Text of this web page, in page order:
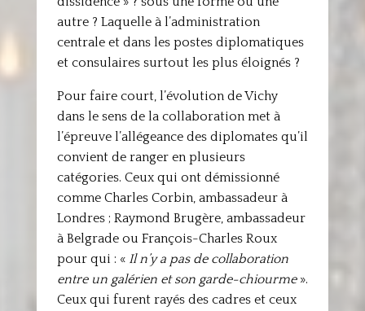
autre ? Laquelle à l’administration
centrale et dans les postes diplomatiques
et consulaires surtout les plus éloignés ?
Pour faire court, l’évolution de Vichy
dans le sens de la collaboration met à
l’épreuve l’allégeance des diplomates qu’il
convient de ranger en plusieurs
catégories. Ceux qui ont démissionné
comme Charles Corbin, ambassadeur à
Londres ; Raymond Brugère, ambassadeur
à Belgrade ou François-Charles Roux
pour qui : « Il n’y a pas de collaboration
entre un galérien et son garde-chiourme».
Ceux qui furent rayés des cadres et ceux